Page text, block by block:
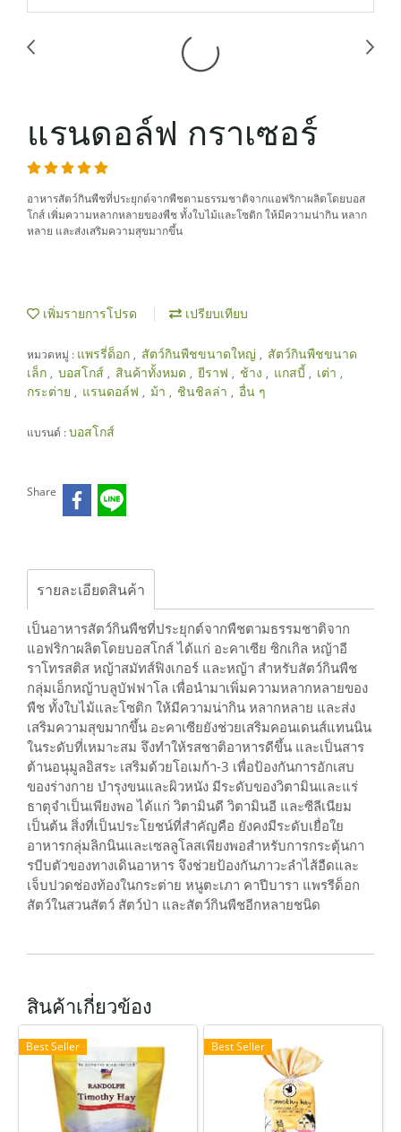
แรนดอล์ฟ กราเซอร์
อาหารสัตว์กินพืชที่ประยุกต์จากพืชตามธรรมชาติจากแอฟริกาผลิตโดยบอส
โกส์ เพิ่มความหลากหลายของพืช ทั้งใบไม้และโซติก ให้มีความน่ากิน หลาก
หลาย และส่งเสริมความสุขมากขึ้น
เพิ่มรายการโปรด เปรียบเทียบ
หมวดหมู่ : แพรรี่ด็อก , สัตว์กินพืชขนาดใหญ่ , สัตว์กินพืชขนาด
เล็ก , บอสโกส์ , สินค้าทั้งหมด , ยีราฟ , ช้าง , แกสบี้ , เต่า ,
กระต่าย , แรนดอล์ฟ , ม้า , ชินชิลล่า , อื่น ๆ
แบรนด์ :บอสโกส์
Share
รายละเอียดสินค้า
เป็นอาหารสัตว์กินพืชที่ประยุกต์จากพืชตามธรรมชาติจาก
แอฟริกาผลิตโดยบอสโกส์ ได้แก่ อะคาเซีย ซิกเกิล หญ้าอี
ราโทรสติส หญ้าสมัทส์ฟิงเกอร์ และหญ้า สำหรับสัตว์กินพืช
กลุ่มเอ็กหญ้าบลูบัฟฟาโล เพื่อนำมาเพิ่มความหลากหลายของ
พืช ทั้งใบไม้และโซติก ให้มีความน่ากิน หลากหลาย และส่ง
เสริมความสุขมากขึ้น อะคาเซียยังช่วยเสริมคอนเดนส์แทนนิน
ในระดับที่เหมาะสม จึงทำให้รสชาติอาหารดีขึ้น และเป็นสาร
ต้านอนุมูลอิสระ เสริมด้วยโอเมก้า-3 เพื่อป้องกันการอักเสบ
ของร่างกาย บำรุงขนและผิวหนัง มีระดับของวิตามินและแร่
ธาตุจำเป็นเพียงพอ ได้แก่ วิตามินดี วิตามินอี และซีลีเนียม
เป็นต้น สิ่งที่เป็นประโยชน์ที่สำคัญคือ ยังคงมีระดับเยื่อใย
อาหารกลุ่มลิกนินและเซลลูโลสเพียงพอสำหรับการกระตุ้นกา
รบีบตัวของทางเดินอาหาร จึงช่วยป้องกันภาวะลำไส้อืดและ
เจ็บปวดช่องท้องในกระต่าย หนูตะเภา คาปีบารา แพรรีด็อก
สัตว์ในสวนสัตว์ สัตว์ป่า และสัตว์กินพืชอีกหลายชนิด
สินค้าเกี่ยวข้อง
Best Seller Best Seller